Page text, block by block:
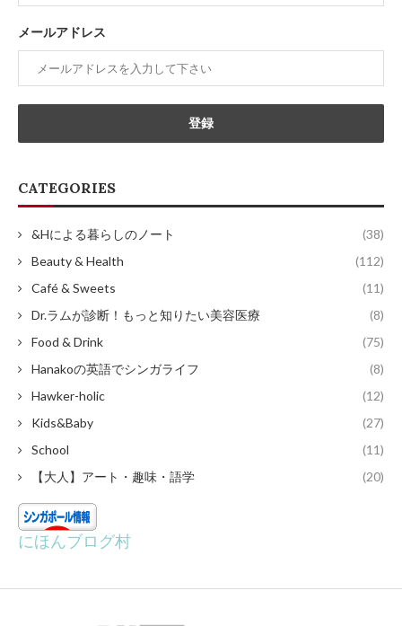
メールアドレス
CATEGORIES
&Hによる暮らしのノート
(38)
Beauty & Health
(112)
Café & Sweets
(11)
Dr.ラムが診断！もっと知りたい美容医療
(8)
Food & Drink
(75)
Hanakoの英語でシンガライフ
(8)
Hawker-holic
(12)
Kids&Baby
(27)
School
(11)
【大人】アート・趣味・語学
(20)
にほんブログ村